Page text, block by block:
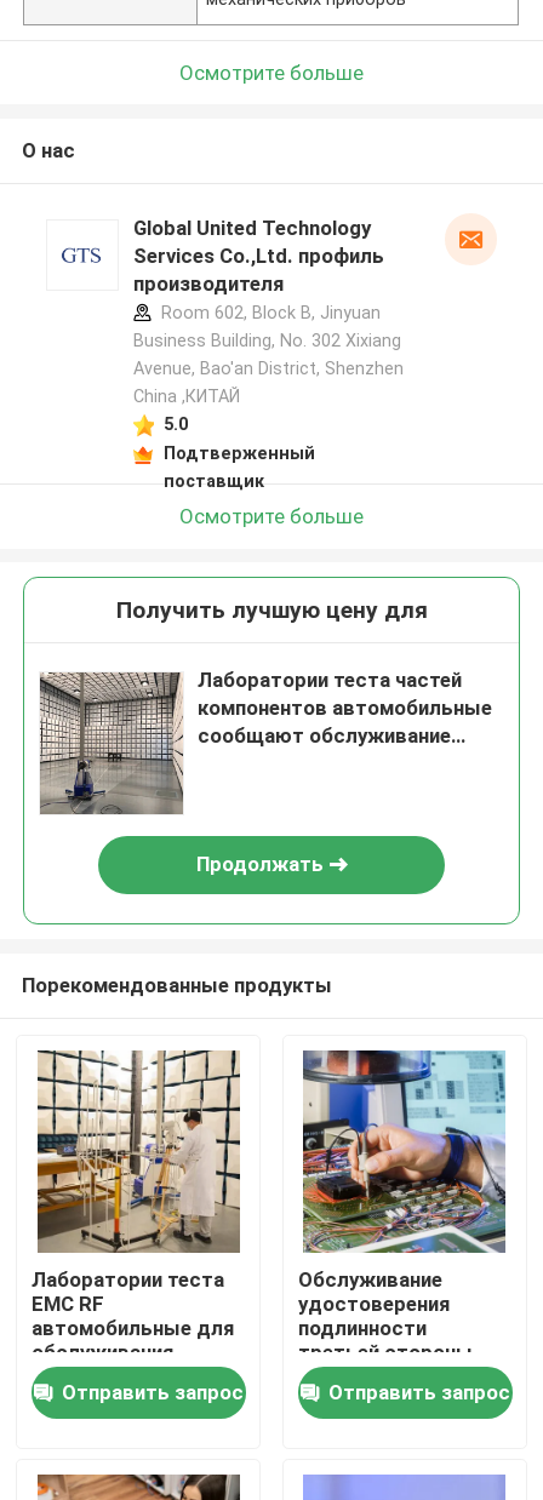
Дом
испытывая продукты
Обслуживание аттестации
Осмотрите больше
О нас
Global United Technology
Services Co.,Ltd. профиль
производителя
Room 602, Block B, Jinyuan
Business Building, No. 302 Xixiang
Avenue, Bao'an District, Shenzhen
China ,КИТАЙ
5.0
Подтверженный
поставщик
Осмотрите больше
Получить лучшую цену для
Лаборатории теста частей
компонентов автомобильные
сообщают обслуживание
Продолжать
Порекомендованные продукты
Лаборатории теста
EMC RF
автомобильные для
обслуживания
удостоверения
подлинности
продуктов подвеса
Отправить запрос
Обслуживание
удостоверения
подлинности
третьей стороны
прибора ноутбука
лабораторного
исследования EMC
Отправить запрос